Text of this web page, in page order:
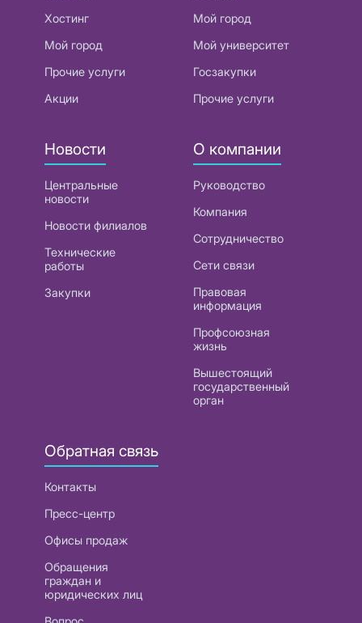
Хостинг
Мой город
Прочие услуги
Акции
Мой город
Мой университет
Госзакупки
Прочие услуги
Новости
Центральные
новости
Новости филиалов
Технические
работы
Закупки
О компании
Руководство
Компания
Сотрудничество
Сети связи
Правовая
информация
Профсоюзная
жизнь
Вышестоящий
государственный
орган
Обратная связь
Контакты
Пресс-центр
Офисы продаж
Обращения
граждан и
юридических лиц